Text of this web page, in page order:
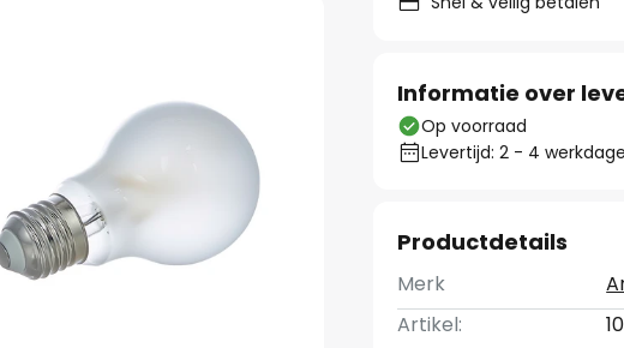
Informatie over
Op voorraad
Levertijd: 2 - 4
Productdetails
Merk
Artikel: